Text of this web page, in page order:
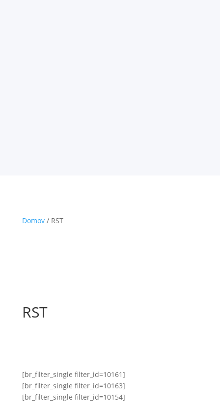
Domov/ RST
RST
[br_filter_single filter_id=10161]
[br_filter_single filter_id=10163]
[br_filter_single filter_id=10154]